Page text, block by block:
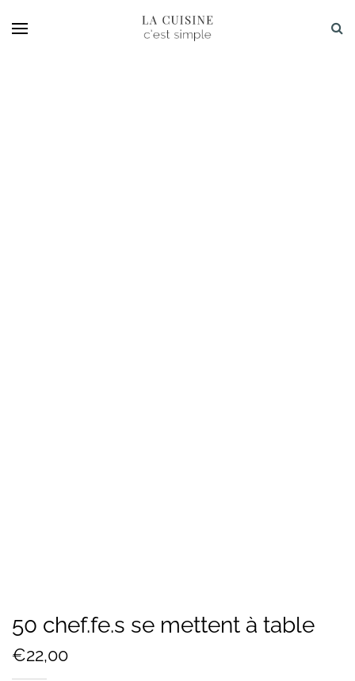
50 chef.fe.s se mettent à table
€22,00